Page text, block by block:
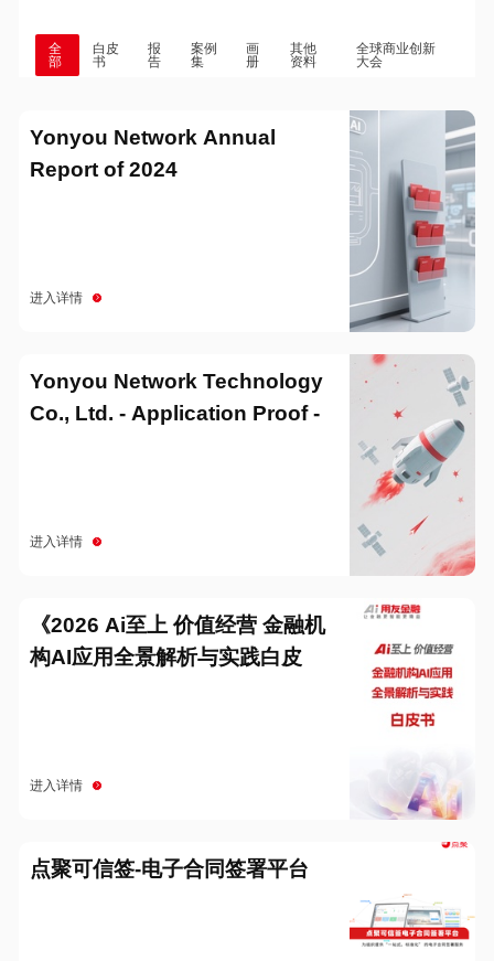
全
部
白皮
书
报
告
案例
集
画
册
其他
资料
全球商业创新
大会
Yonyou Network Annual
Report of 2024
进入详情
Yonyou Network Technology
Co., Ltd. - Application Proof -
进入详情
《2026 Ai至上 价值经营 金融机
构AI应用全景解析与实践白皮
进入详情
点聚可信签-电子合同签署平台